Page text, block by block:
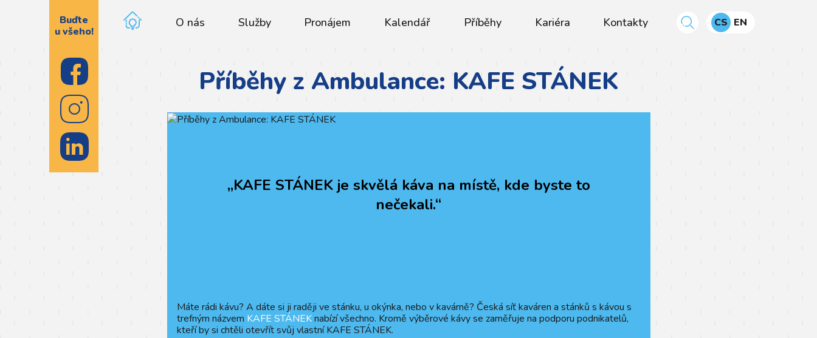
Buďte
u všeho!
O nás Služby Pronájem Kalendář Příběhy Kariéra Kontakty CS EN
Příběhy z Ambulance: KAFE STÁNEK
„KAFE STÁNEK je skvělá káva na místě, kde byste to
nečekali.“
Máte rádi kávu? A dáte si ji raději ve stánku, u okýnka, nebo v kavárně? Česká síť kaváren a stánků s kávou s
trefným názvem KAFE STÁNEKnabízí všechno. Kromě výběrové kávy se zaměřuje na podporu podnikatelů,
kteří by si chtěli otevřít svůj vlastní KAFE STÁNEK.